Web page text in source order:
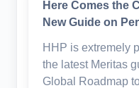
Here Comes the
New Guide on
HHP is extremely
the latest Meritas
Global Roadmap